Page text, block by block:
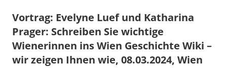
frauenspezifischer
Informations-
und
in
Vortrag: Evelyne Luef und Katharina
Prager: Schreiben Sie wichtige
Wienerinnen ins Wien Geschichte Wiki –
wir zeigen Ihnen wie, 08.03.2024, Wien